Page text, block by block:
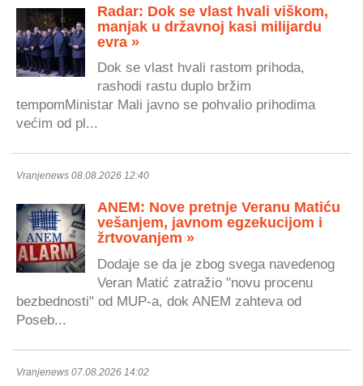
Radar: Dok se vlast hvali viškom,
manjak u državnoj kasi milijardu
evra »
Dok se vlast hvali rastom prihoda,
rashodi rastu duplo bržim
tempomMinistar Mali javno se pohvalio prihodima
većim od pl...
Vranjenews 08.08.2026 12:40
ANEM: Nove pretnje Veranu Matiću
vešanjem, javnom egzekucijom i
žrtvovanjem »
Dodaje se da je zbog svega navedenog
Veran Matić zatražio "novu procenu
bezbednosti" od MUP-a, dok ANEM zahteva od
Poseb...
Vranjenews 07.08.2026 14:02